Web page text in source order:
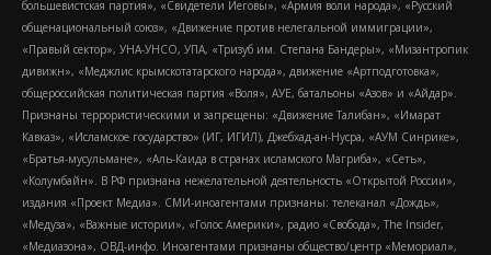
большевистская партия», «Свидетели Иеговы», «Армия воли народа», «Русский
общенациональный союз», «Движение против нелегальной иммиграции»,
«Правый сектор», УНА-УНСО, УПА, «Тризуб им. Степана Бандеры», «Мизантропик
дивижн», «Меджлис крымскотатарского народа», движение «Артподготовка»,
общероссийская политическая партия «Воля», АУЕ, батальоны «Азов» и «Айдар».
Признаны террористическими и запрещены: «Движение Талибан», «Имарат
Кавказ», «Исламское государство» (ИГ, ИГИЛ), Джебхад-ан-Нусра, «АУМ Синрике»,
«Братья-мусульмане», «Аль-Каида в странах исламского Магриба», «Сеть»,
«Колумбайн». В РФ признана нежелательной деятельность «Открытой России»,
издания «Проект Медиа». СМИ-иноагентами признаны: телеканал «Дождь»,
«Медуза», «Важные истории», «Голос Америки», радио «Свобода», The Insider,
«Медиазона», ОВД-инфо. Иноагентами признаны общество/центр «Мемориал»,